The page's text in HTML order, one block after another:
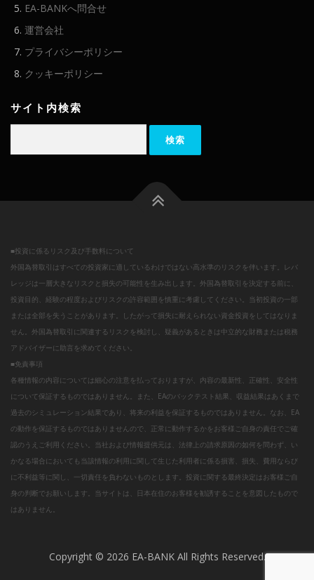
EA-BANKへ問合せ
運営会社
プライバシーポリシー
クッキーポリシー
サイト内検索
■投資に係るリスク及び手数料について
外国為替取引はすべての投資家に適しているわけではない高水準のリスクを伴います。レバ
レッジは一層大きなリスクと損失の可能性を生み出します。外国為替取引を決定する前に、
投資目的、経験の程度およびリスクの許容範囲を慎重に考慮してください。当初投資の一部
または全部を失うことがあります。したがって損失に耐えられない資金投資をしてはなりま
せん。外国為替取引に関連するリスクを検討し、疑義があるときは中立的な財務または税務
アドバイザーに助言を求めてください。
■免責事項
各種情報の内容については細心の注意を払っておりますが、内容の最新性、正確性、安全性
について保証するものではありません。また、EAのバックテスト結果、収益結果はあくまで
過去のシミュレーション結果であり、将来の利益を保証するものではありません。なお、EA
の動作を保証するものではありませんので、正常に動作するかをお客様ご自身の責任でご確
認のうえご利用ください。当社および情報提供元は、法律上の請求原因の如何を問わず、い
かなる場合においても当該情報の利用に関して生じた利用者に係る損害、損失、費用ならび
に不利益等に関し、一切責任を負わないものとします。投資に関する最終決定はお客様ご自
身の判断でお願いします。当サイトは、日本在住のお客様を勧誘することを意図したもので
はありません。
Copyright © 2026 EA-BANK All Rights Reserved.